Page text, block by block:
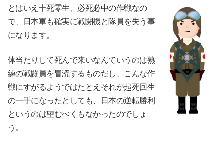
とはいえ十死零生、必死必中の作戦なの
で、日本軍も確実に戦闘機と隊員を失う事
になります。
体当たりして死んで来いなんていうのは熟
練の戦闘員を冒涜するものだし、こんな作
戦にすがるようではたとえそれが起死回生
の一手になったとしても、日本の逆転勝利
というのは望むべくもなかったのでしょ
う。